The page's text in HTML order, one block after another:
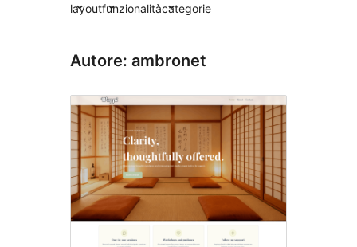
layoutfunzionalitàcategorie
Autore: ambronet